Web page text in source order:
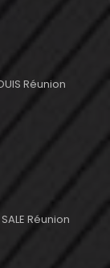
Réunion
Réunion